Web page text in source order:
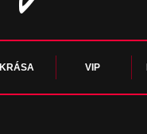
KRÁSA VIP